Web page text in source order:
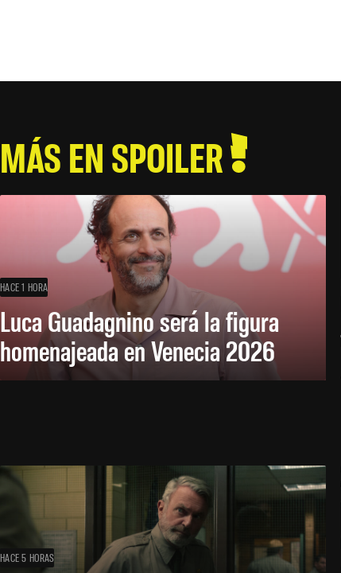
MÁS EN SPOILER
HACE 1 HORA
Luca Guadagnino será la figura
homenajeada en Venecia 2026
HACE 5 HORAS